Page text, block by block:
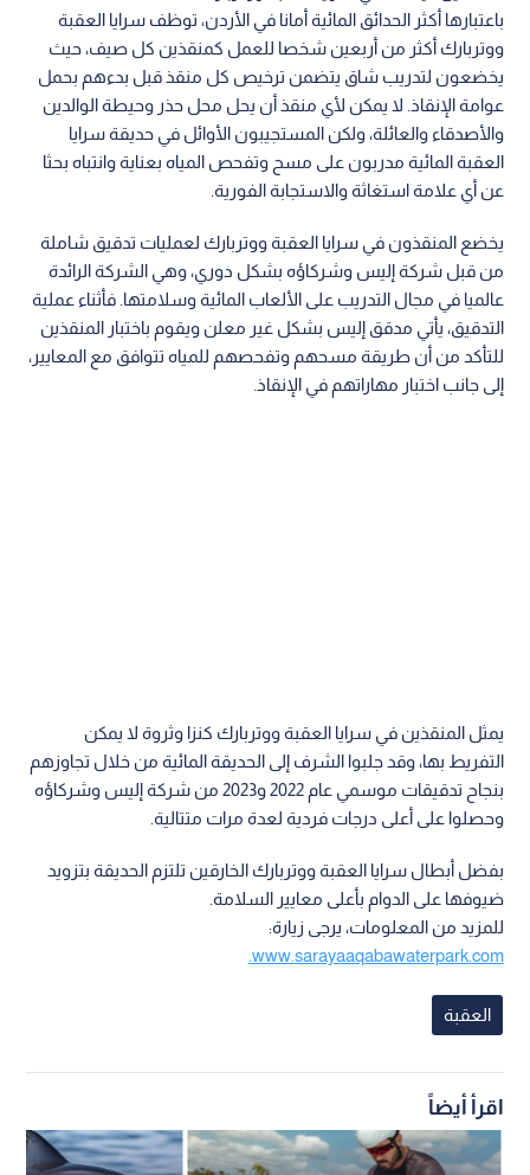
باعتبارها أكثر الحدائق المائية أمانا في الأردن، توظف سرايا العقبة
ووتربارك أكثر من أربعين شخصا للعمل كمنقذين كل صيف، حيث
يخضعون لتدريب شاق يتضمن ترخيص كل منقذ قبل بدءهم بحمل
عوامة الإنقاذ. لا يمكن لأي منقذ أن يحل محل حذر وحيطة الوالدين
والأصدقاء والعائلة، ولكن المستجيبون الأوائل في حديقة سرايا
العقبة المائية مدربون على مسح وتفحص المياه بعناية وانتباه بحثا
عن أي علامة استغاثة والاستجابة الفورية.
يخضع المنقذون في سرايا العقبة ووتربارك لعمليات تدقيق شاملة
من قبل شركة إليس وشركاؤه بشكل دوري، وهي الشركة الرائدة
عالميا في مجال التدريب على الألعاب المائية وسلامتها. فأثناء عملية
التدقيق، يأتي مدقق إليس بشكل غير معلن ويقوم باختبار المنقذين
للتأكد من أن طريقة مسحهم وتفحصهم للمياه تتوافق مع المعايير،
إلى جانب اختبار مهاراتهم في الإنقاذ.
يمثل المنقذين في سرايا العقبة ووتربارك كنزا وثروة لا يمكن
التفريط بها، وقد جلبوا الشرف إلى الحديقة المائية من خلال تجاوزهم
بنجاح تدقيقات موسمي عام 2022 و2023 من شركة إليس وشركاؤه
وحصلوا على أعلى درجات فردية لعدة مرات متتالية.
بفضل أبطال سرايا العقبة ووتربارك الخارقين تلتزم الحديقة بتزويد
ضيوفها على الدوام بأعلى معايير السلامة.
للمزيد من المعلومات، يرجى زيارة:
www.sarayaaqabawaterpark.com.
العقبة
اقرأ أيضاً